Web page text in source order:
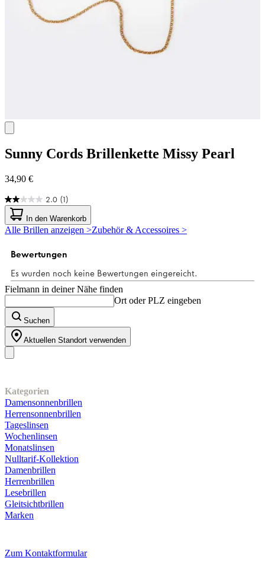
Sunny Cords Brillenkette Missy Pearl
34,90 €
2.0 (1)
2.0
von
5
Sternen.
Bewertung
In den Warenkorb
Alle Brillen anzeigen >Zubehör & Accessoires >
Fielmann in deiner Nähe finden
Ort oder PLZ eingeben
Suchen
Aktuellen Standort verwenden
Kategorien
Damensonnenbrillen
Herrensonnenbrillen
Tageslinsen
Wochenlinsen
Monatslinsen
Nulltarif-Kollektion
Damenbrillen
Herrenbrillen
Lesebrillen
Gleitsichtbrillen
Marken
Zum Kontaktformular